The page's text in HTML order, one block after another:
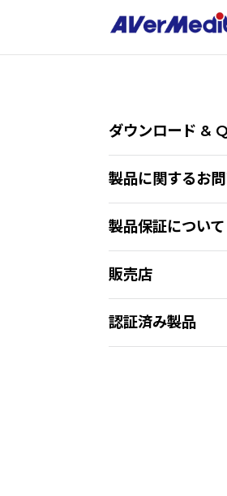
ダウンロード &
製品に関するお
製品保証について
販売店
認証済み製品